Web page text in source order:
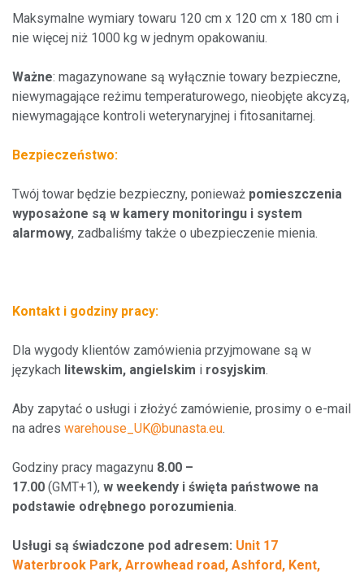
Maksymalne wymiary towaru 120 cm x 120 cm x 180 cm i
nie więcej niż 1000 kg w jednym opakowaniu.
Ważne: magazynowane są wyłącznie towary bezpieczne,
niewymagające reżimu temperaturowego, nieobjęte akcyzą,
niewymagające kontroli weterynaryjnej i fitosanitarnej.
Bezpieczeństwo:
Twój towar będzie bezpieczny, ponieważ pomieszczenia
wyposażone są w kamery monitoringu i system
alarmowy, zadbaliśmy także o ubezpieczenie mienia.
Kontakt i godziny pracy:
Dla wygody klientów zamówienia przyjmowane są w
językach litewskim, angielskim i rosyjskim.
Aby zapytać o usługi i złożyć zamówienie, prosimy o e-mail
na adres warehouse_UK@bunasta.eu.
Godziny pracy magazynu 8.00 –
17.00 (GMT+1), w weekendy i święta państwowe na
podstawie odrębnego porozumienia.
Usługi są świadczone pod adresem: Unit 17
Waterbrook Park, Arrowhead road, Ashford, Kent,